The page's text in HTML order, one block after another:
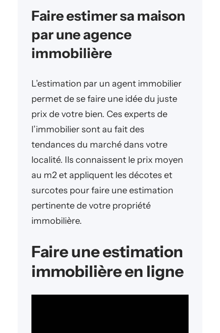
Faire estimer sa maison
par une agence
immobilière
L’estimation par un agent immobilier
permet de se faire une idée du juste
prix de votre bien. Ces experts de
l’immobilier sont au fait des
tendances du marché dans votre
localité. Ils connaissent le prix moyen
au m2 et appliquent les décotes et
surcotes pour faire une estimation
pertinente de votre propriété
immobilière.
Faire une estimation
immobilière en ligne